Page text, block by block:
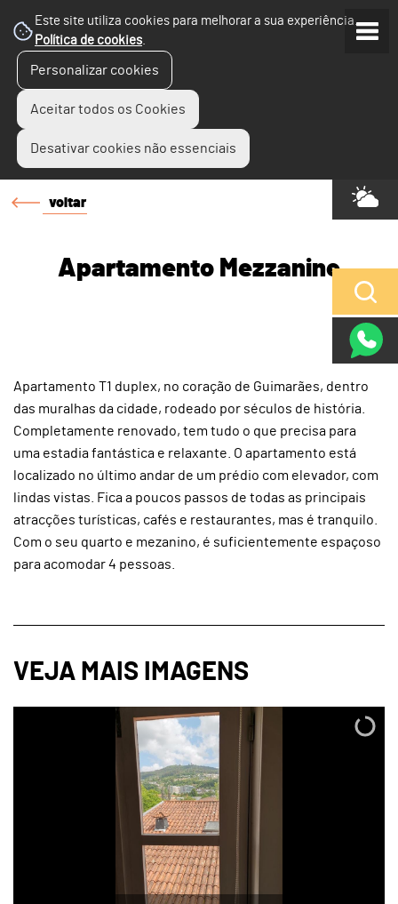
Este site utiliza cookies para melhorar a sua experiência.
Política de cookies.
Personalizar cookies
Aceitar todos os Cookies
Desativar cookies não essenciais
voltar
Apartamento Mezzanine
Apartamento T1 duplex, no coração de Guimarães, dentro
das muralhas da cidade, rodeado por séculos de história.
Completamente renovado, tem tudo o que precisa para
uma estadia fantástica e relaxante. O apartamento está
localizado no último andar de um prédio com elevador, com
lindas vistas. Fica a poucos passos de todas as principais
atracções turísticas, cafés e restaurantes, mas é tranquilo.
Com o seu quarto e mezanino, é suficientemente espaçoso
para acomodar 4 pessoas.